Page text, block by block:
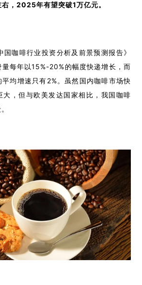
，2025年有望突破1万亿元。
咖啡行业投资分析及前景预测报告》
每年以15%-20%的幅度快递增长，而
均增速只有2%。 虽然国内咖啡市场快
大，但与欧美发达国家相比，我国咖啡